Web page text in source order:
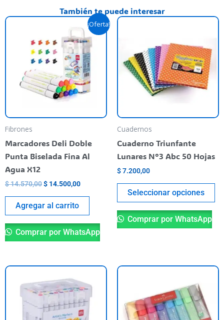
También te puede interesar
¡Oferta!
Fibrones
Marcadores Deli Doble
Punta Biselada Fina Al
Agua X12
$14.570,00
El
original
era:
$ 14.570,00.
$ 14.500,00
El
precio
actual
es:
$ 14.500,00.
Agregar al carrito
Comprar por WhatsApp
Cuadernos
Cuaderno Triunfante
Lunares N°3 Abc 50 Hojas
$7.200,00
Seleccionar opciones
se
Comprar por WhatsApp